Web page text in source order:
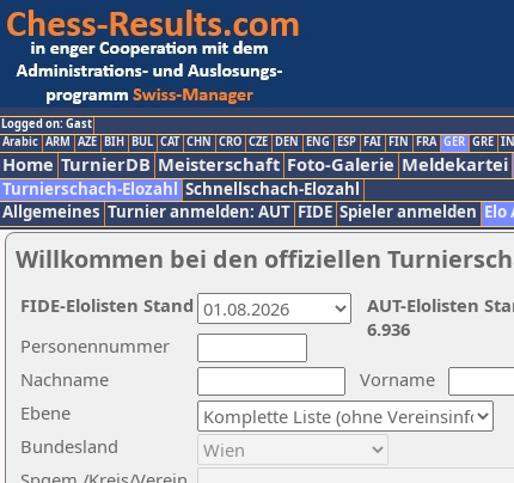
Logged on: Gast
Arabic ARM AZE BIH BUL CAT CHN CRO CZE DEN ENG ESP FAI FIN FRA GER GRE
Home TurnierDB Meisterschaft Foto-Galerie Meldekartei
Turnierschach-Elozahl Schnellschach-Elozahl
Allgemeines Turnier anmelden: AUT FIDE Spieler anmelden Elo
Willkommen bei den offiziellen
Nachname
Vorname
Ebene
Personennummer
Bundesland
AUT-Elolisten
6.936
FIDE-Elolisten Stand